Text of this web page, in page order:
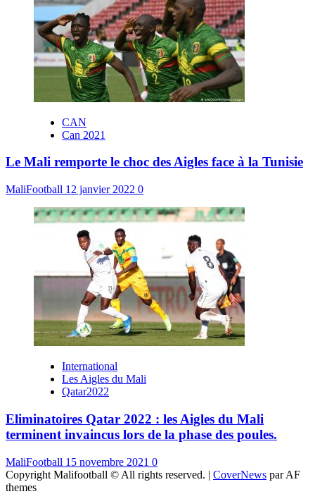
CAN
Can 2021
Le Mali remporte le choc des Aigles face à la Tunisie
MaliFootball 12 janvier 2022 0
International
Les Aigles du Mali
Qatar2022
Eliminatoires Qatar 2022 : les Aigles du Mali
terminent invaincus lors de la phase des poules.
MaliFootball 15 novembre 2021 0
Copyright Malifootball © All rights reserved. | CoverNews par AF
themes